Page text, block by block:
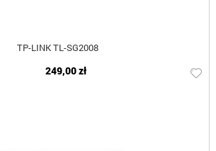
TP-LINK TL-SG2008
249,00 zł